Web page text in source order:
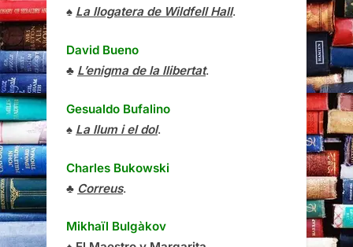
♠ La llogatera de Wildfell Hall.
David Bueno
♣ L’enigma de la llibertat.
Gesualdo Bufalino
♠ La llum i el dol.
Charles Bukowski
♣ Correus.
Mikhaïl Bulgàkov